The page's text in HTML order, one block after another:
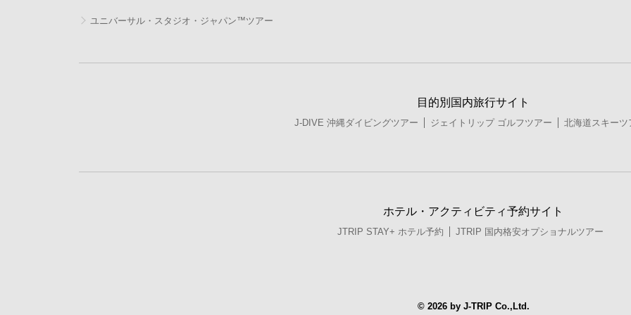
ユニバーサル・スタジオ・ジャパン™ツアー
目的別国内旅行サイト
J-DIVE 沖縄ダイビングツアー ジェイトリップ ゴルフツアー 北海道スキーツ
ホテル・アクティビティ予約サイト
JTRIP STAY+ ホテル予約 JTRIP 国内格安オプショナルツアー
© 2026 by J-TRIP Co.,Ltd.